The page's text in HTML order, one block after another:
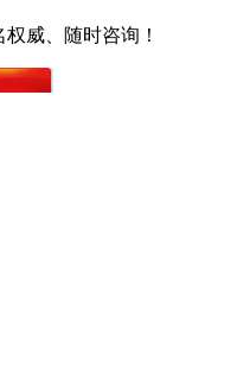
威、随时咨询！